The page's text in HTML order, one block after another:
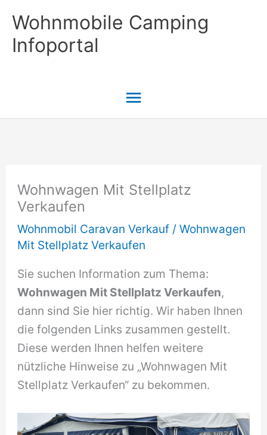
Inhalt
springen
Wohnmobile Camping
Infoportal
Hauptmenü
Wohnwagen Mit Stellplatz
Verkaufen
Wohnmobil Caravan Verkauf /Wohnwagen
Mit Stellplatz Verkaufen
Sie suchen Information zum Thema:
Wohnwagen Mit Stellplatz Verkaufen,
dann sind Sie hier richtig. Wir haben Ihnen
die folgenden Links zusammen gestellt.
Diese werden Ihnen helfen weitere
nützliche Hinweise zu „Wohnwagen Mit
Stellplatz Verkaufen“ zu bekommen.